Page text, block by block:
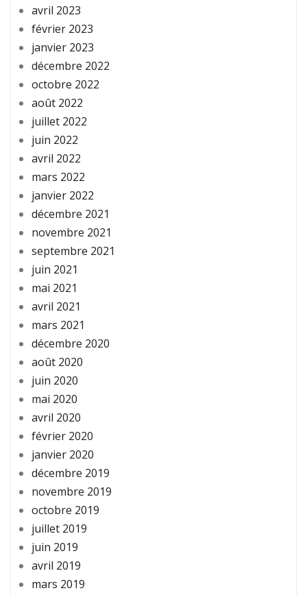
avril 2023
février 2023
janvier 2023
décembre 2022
octobre 2022
août 2022
juillet 2022
juin 2022
avril 2022
mars 2022
janvier 2022
décembre 2021
novembre 2021
septembre 2021
juin 2021
mai 2021
avril 2021
mars 2021
décembre 2020
août 2020
juin 2020
mai 2020
avril 2020
février 2020
janvier 2020
décembre 2019
novembre 2019
octobre 2019
juillet 2019
juin 2019
avril 2019
mars 2019